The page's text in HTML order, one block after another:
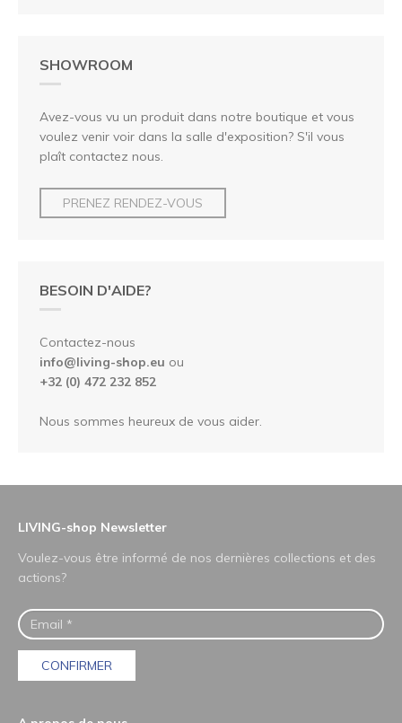
SHOWROOM
Avez-vous vu un produit dans notre boutique et vous
voulez venir voir dans la salle d'exposition? S'il vous
plaît contactez nous.
PRENEZ RENDEZ-VOUS
BESOIN D'AIDE?
Contactez-nous
info@living-shop.eu ou
+32 (0) 472 232 852
Nous sommes heureux de vous aider.
LIVING-shop Newsletter
Voulez-vous être informé de nos dernières collections et des
actions?
CONFIRMER